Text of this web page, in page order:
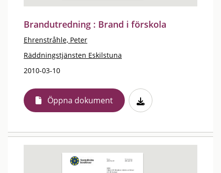
Brandutredning : Brand i förskola
Ehrenstråhle, Peter
Räddningstjänsten Eskilstuna
2010-03-10
Öppna dokument